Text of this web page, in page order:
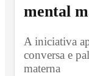
mental
A iniciativa
conversa e
materna